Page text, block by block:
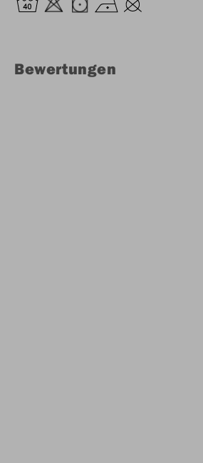
Bewertungen